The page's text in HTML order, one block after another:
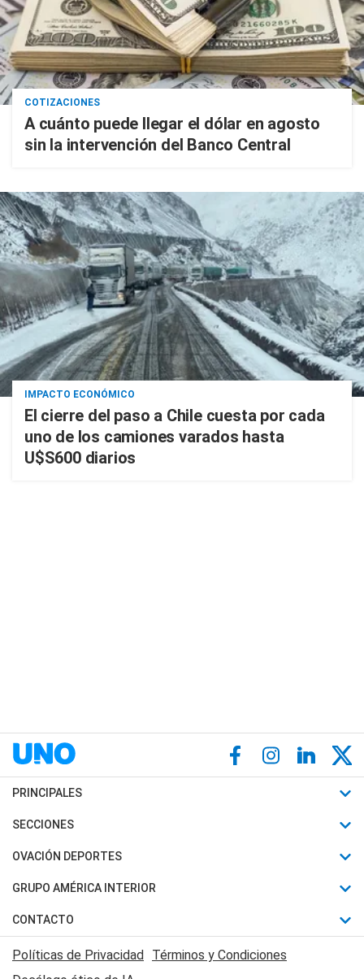
COTIZACIONES
A cuánto puede llegar el dólar en agosto
sin la intervención del Banco Central
IMPACTO ECONÓMICO
El cierre del paso a Chile cuesta por cada
uno de los camiones varados hasta
U$S600 diarios
PRINCIPALES
Últimas Noticias
Política
Judiciales
Economia
SECCIONES
Horóscopo
Motores
Trucos caseros
Series y Películas
OVACIÓN DEPORTES
Fútbol
Mundial
Automovilismo
Rugby
GRUPO AMÉRICA INTERIOR
Canal 7 en Vivo
CONTACTO
Acerca de Nosotros
Políticas de Privacidad Términos y Condiciones